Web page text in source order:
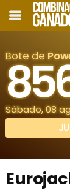
Bote de
Sábado, 08